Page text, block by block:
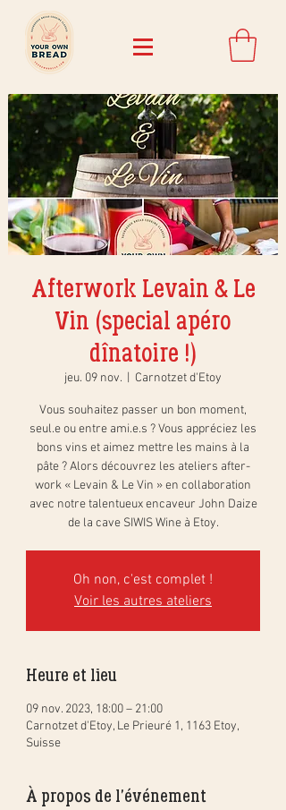
Afterwork Levain & Le
Vin (special apéro
dînatoire !)
jeu. 09 nov. Carnotzet d'Etoy
Vous souhaitez passer un bon moment,
seul.e ou entre ami.e.s ? Vous appréciez les
bons vins et aimez mettre les mains à la
pâte ? Alors découvrez les ateliers after-
work « Levain & Le Vin » en collaboration
avec notre talentueux encaveur John Daize
de la cave SIWIS Wine à Etoy.
Oh non, c'est complet !
Voir les autres ateliers
Heure et lieu
09 nov. 2023, 18:00 – 21:00
Carnotzet d'Etoy, Le Prieuré 1, 1163 Etoy,
Suisse
À propos de l'événement